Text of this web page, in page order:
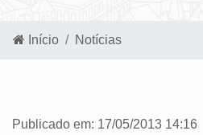
Início Notícias
Publicado em: 17/05/2013 14:16